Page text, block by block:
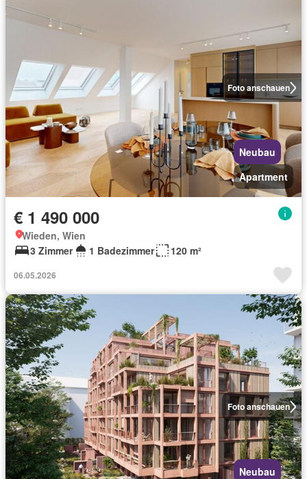
Foto anschauen
Neubau
Apartment
€ 1 490 000
Wieden, Wien
3 Zimmer
1 Badezimmer 120 m²
06.05.2026
Foto anschauen
Neubau